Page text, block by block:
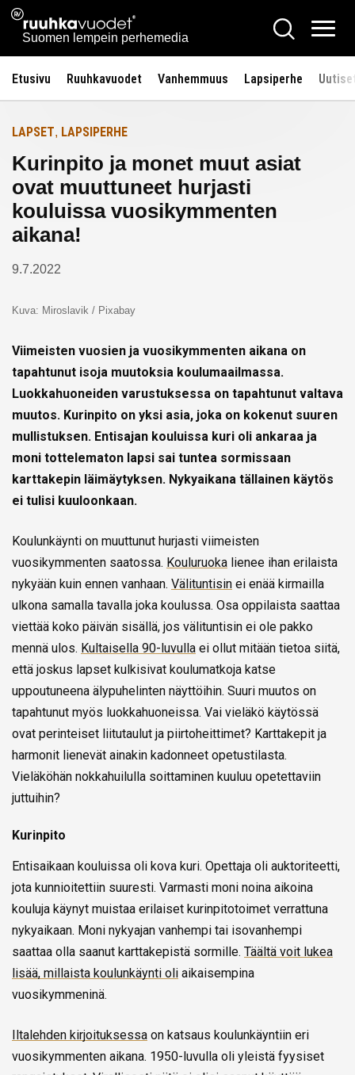
Siirry
sisältöön
Ruuhkavuodet.fi
Suomen lempein perhemedia
Hae
Etusivu Ruuhkavuodet Vanhemmuus Lapsiperhe
Etusivulle
LAPSET, LAPSIPERHE
Kurinpito ja monet muut asiat
ovat muuttuneet hurjasti
kouluissa vuosikymmenten
aikana!
9.7.2022
Kuva: Miroslavik / Pixabay
Viimeisten vuosien ja vuosikymmenten aikana on
tapahtunut isoja muutoksia koulumaailmassa.
Luokkahuoneiden varustuksessa on tapahtunut valtava
muutos. Kurinpito on yksi asia, joka on kokenut suuren
mullistuksen. Entisajan kouluissa kuri oli ankaraa ja
moni tottelematon lapsi sai tuntea sormissaan
karttakepin läimäytyksen. Nykyaikana tällainen käytös
ei tulisi kuuloonkaan.
Koulunkäynti on muuttunut hurjasti viimeisten
vuosikymmenten saatossa. Kouluruoka lienee ihan erilaista
nykyään kuin ennen vanhaan. Välituntisin ei enää kirmailla
ulkona samalla tavalla joka koulussa. Osa oppilaista saattaa
viettää koko päivän sisällä, jos välituntisin ei ole pakko
mennä ulos. Kultaisella 90-luvulla ei ollut mitään tietoa siitä,
että joskus lapset kulkisivat koulumatkoja katse
uppoutuneena älypuhelinten näyttöihin. Suuri muutos on
tapahtunut myös luokkahuoneissa. Vai vieläkö käytössä
ovat perinteiset liitutaulut ja piirtoheittimet? Karttakepit ja
harmonit lienevät ainakin kadonneet opetustilasta.
Vieläköhän nokkahuilulla soittaminen kuuluu opetettaviin
juttuihin?
Kurinpito
Entisaikaan kouluissa oli kova kuri. Opettaja oli auktoriteetti,
jota kunnioitettiin suuresti. Varmasti moni noina aikoina
kouluja käynyt muistaa erilaiset kurinpitotoimet verrattuna
nykyaikaan. Moni nykyajan vanhempi tai isovanhempi
saattaa olla saanut karttakepistä sormille. Täältä voit lukea
lisää, millaista koulunkäynti oli aikaisempina
vuosikymmeninä.
Iltalehden kirjoituksessa on katsaus koulunkäyntiin eri
vuosikymmenten aikana. 1950-luvulla oli yleistä fyysiset